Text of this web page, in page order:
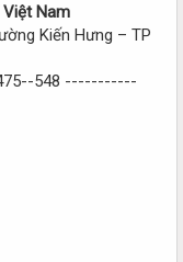
Nam
Kiến Hưng – TP
548 -----------